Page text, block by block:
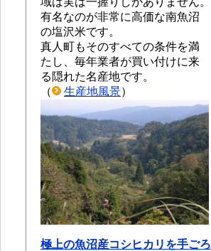
有名なのが非常に高価な南魚沼
の塩沢米です。
真人町もそのすべての条件を満
たし、毎年業者が買い付けに来
る隠れた名産地です。
（
生産地風景）
極上の魚沼産コシヒカリを手ごろ